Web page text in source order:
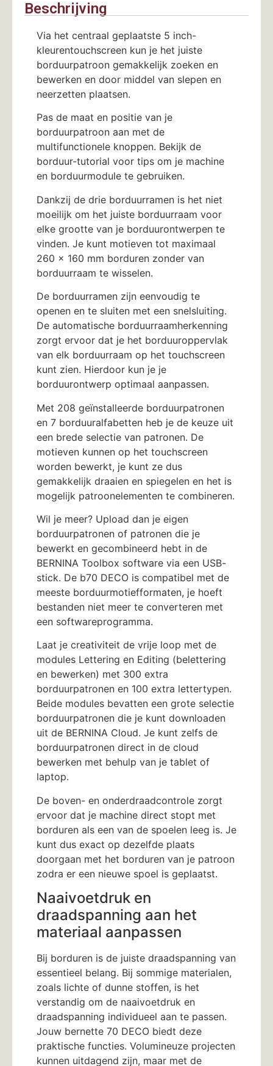
Beschrijving
Via het centraal geplaatste 5 inch-
kleurentouchscreen kun je het juiste
borduurpatroon gemakkelijk zoeken en
bewerken en door middel van slepen en
neerzetten plaatsen.
Pas de maat en positie van je
borduurpatroon aan met de
multifunctionele knoppen. Bekijk de
borduur-tutorial voor tips om je machine
en borduurmodule te gebruiken.
Dankzij de drie borduurramen is het niet
moeilijk om het juiste borduurraam voor
elke grootte van je borduurontwerpen te
vinden. Je kunt motieven tot maximaal
260 x 160 mm borduren zonder van
borduurraam te wisselen.
De borduurramen zijn eenvoudig te
openen en te sluiten met een snelsluiting.
De automatische borduurraamherkenning
zorgt ervoor dat je het borduuroppervlak
van elk borduurraam op het touchscreen
kunt zien. Hierdoor kun je je
borduurontwerp optimaal aanpassen.
Met 208 geïnstalleerde borduurpatronen
en 7 borduuralfabetten heb je de keuze uit
een brede selectie van patronen. De
motieven kunnen op het touchscreen
worden bewerkt, je kunt ze dus
gemakkelijk draaien en spiegelen en het is
mogelijk patroonelementen te combineren.
Wil je meer? Upload dan je eigen
borduurpatronen of patronen die je
bewerkt en gecombineerd hebt in de
BERNINA Toolbox software via een USB-
stick. De b70 DECO is compatibel met de
meeste borduurmotiefformaten, je hoeft
bestanden niet meer te converteren met
een softwareprogramma.
Laat je creativiteit de vrije loop met de
modules Lettering en Editing (belettering
en bewerken) met 300 extra
borduurpatronen en 100 extra lettertypen.
Beide modules bevatten een grote selectie
borduurpatronen die je kunt downloaden
uit de BERNINA Cloud. Je kunt zelfs de
borduurpatronen direct in de cloud
bewerken met behulp van je tablet of
laptop.
De boven- en onderdraadcontrole zorgt
ervoor dat je machine direct stopt met
borduren als een van de spoelen leeg is. Je
kunt dus exact op dezelfde plaats
doorgaan met het borduren van je patroon
zodra er een nieuwe spoel is geplaatst.
Naaivoetdruk en
draadspanning aan het
materiaal aanpassen
Bij borduren is de juiste draadspanning van
essentieel belang. Bij sommige materialen,
zoals lichte of dunne stoffen, is het
verstandig om de naaivoetdruk en
draadspanning individueel aan te passen.
Jouw bernette 70 DECO biedt deze
praktische functies. Volumineuze projecten
kunnen uitdagend zijn, maar met de